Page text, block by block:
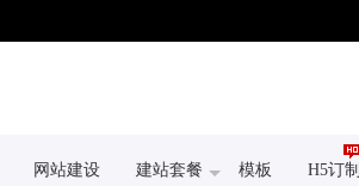
网站建设 建站套餐 模板 H5订制